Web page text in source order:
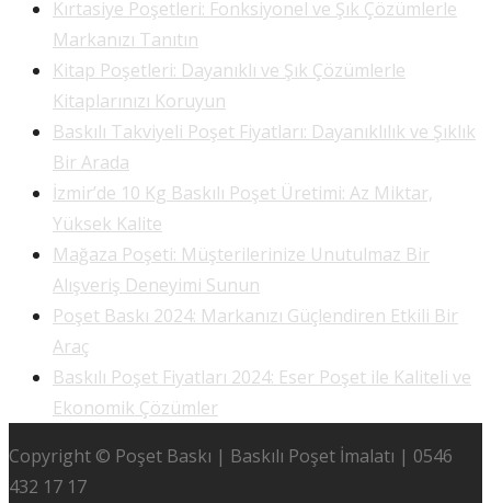
Kırtasiye Poşetleri: Fonksiyonel ve Şık Çözümlerle
Markanızı Tanıtın
Kitap Poşetleri: Dayanıklı ve Şık Çözümlerle
Kitaplarınızı Koruyun
Baskılı Takviyeli Poşet Fiyatları: Dayanıklılık ve Şıklık
Bir Arada
İzmir’de 10 Kg Baskılı Poşet Üretimi: Az Miktar,
Yüksek Kalite
Mağaza Poşeti: Müşterilerinize Unutulmaz Bir
Alışveriş Deneyimi Sunun
Poşet Baskı 2024: Markanızı Güçlendiren Etkili Bir
Araç
Baskılı Poşet Fiyatları 2024: Eser Poşet ile Kaliteli ve
Ekonomik Çözümler
Copyright © Poşet Baskı | Baskılı Poşet İmalatı | 0546
432 17 17